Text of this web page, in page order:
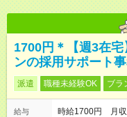
1700円＊【週3在
ンの採用サポート
派遣 職種未経験OK ブラ
給与
時給1700円 月収